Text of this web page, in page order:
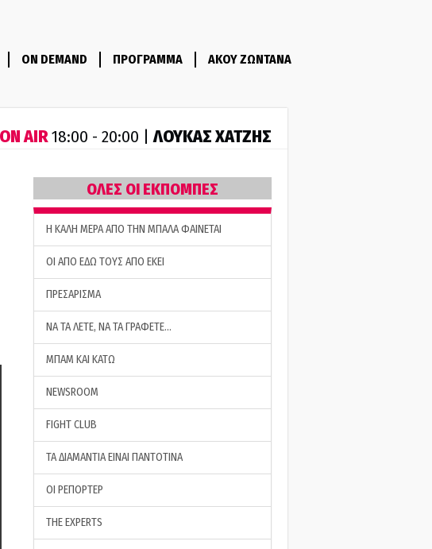
ON DEMAND ΠΡΟΓΡΑΜΜΑ ΑΚΟΥ ΖΩΝΤΑΝΑ
AIR18:00 - 20:00 |ΛΟΥΚΑΣ ΧΑΤΖΗΣ
ΟΛΕΣ ΟΙ ΕΚΠΟΜΠΕΣ
H ΚΑΛΗ ΜΕΡΑ ΑΠΟ ΤΗΝ ΜΠΑΛΑ ΦΑΙΝΕΤΑΙ
ΟΙ ΑΠΟ ΕΔΩ ΤΟΥΣ ΑΠΟ ΕΚΕΙ
ΠΡΕΣΑΡΙΣΜΑ
ΝΑ ΤΑ ΛΕΤΕ, ΝΑ ΤΑ ΓΡΑΦΕΤΕ…
ΜΠΑΜ ΚΑΙ ΚΑΤΩ
NEWSROOM
FIGHT CLUB
ΤΑ ΔΙΑΜΑΝΤΙΑ ΕΙΝΑΙ ΠΑΝΤΟΤΙΝΑ
ΟΙ ΡΕΠΟΡΤΕΡ
THE EXPERTS